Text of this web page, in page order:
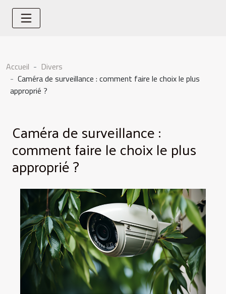
Accueil
Divers
Caméra de surveillance : comment faire le choix le plus
approprié ?
Caméra de surveillance :
comment faire le choix le plus
approprié ?